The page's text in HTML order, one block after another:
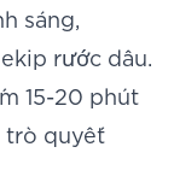
sáng,
rước dâu.
15-20 phút
trò quyết